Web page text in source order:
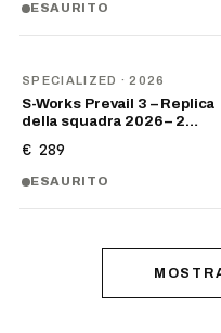
ESAURITO
SPECIALIZED · 2026
S-Works Prevail 3 – Replica
della squadra 2026 – 2…
€ 289
ESAURITO